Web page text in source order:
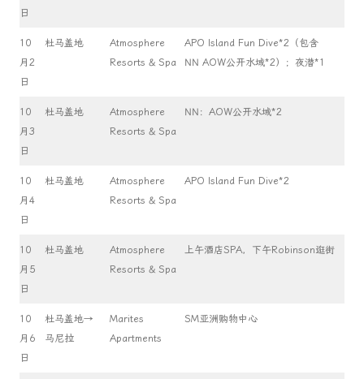
日
10
月2
日
杜马盖地
Atmosphere
Resorts & Spa
APO Island Fun Dive*2（包含
NN AOW公开水域*2）；夜潜*1
10
月3
日
杜马盖地
Atmosphere
Resorts & Spa
NN：AOW公开水域*2
10
月4
日
杜马盖地
Atmosphere
Resorts & Spa
APO Island Fun Dive*2
10
月5
日
杜马盖地
Atmosphere
Resorts & Spa
上午酒店SPA，下午Robinson逛街
10
月6
日
杜马盖地→
马尼拉
Marites
Apartments
SM亚洲购物中心